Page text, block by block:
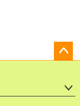
ップ